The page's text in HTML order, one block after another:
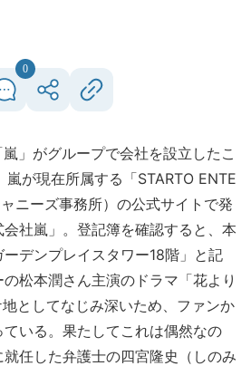
0
」がグループで会社を設立したこ
が現在所属する「STARTO ENTE
ニーズ事務所）の公式サイトで発
社嵐」。登記簿を確認すると、本
デンプレイスタワー18階」と記
松本潤さん主演のドラマ「花より
としてなじみ深いため、ファンか
いる。果たしてこれは偶然なの
任した弁護士の四宮隆史（しのみ